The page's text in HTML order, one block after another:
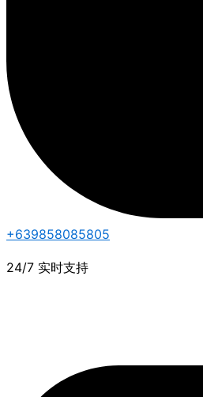
+639858085805
24/7 实时支持